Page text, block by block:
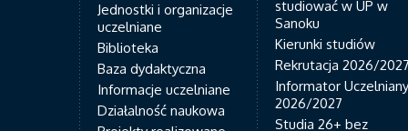
Jednostki i organizacje
uczelniane
Biblioteka
Baza dydaktyczna
Informacje uczelniane
Działalność naukowa
studiować w UP w
Sanoku
Kierunki studiów
Rekrutacja 2026/2027
Informator Uczelniany
2026/2027
Studia 26+ bez